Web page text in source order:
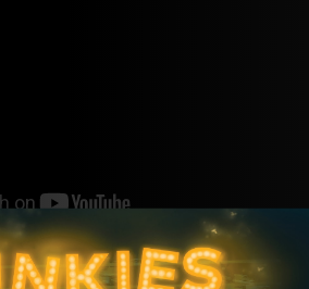
Buli van biztosított arról, hogy itt